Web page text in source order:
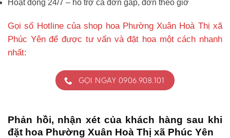
Hoạt động 24/7 – hỗ trợ cả đơn gấp, đơn theo giờ
Gọi số Hotline của shop hoa Phường Xuân Hoà Thị xã
Phúc Yên để được tư vấn và đặt hoa một cách nhanh
nhất:
GỌI NGAY 0906.908.101
Phản hồi, nhận xét của khách hàng sau khi
đặt hoa Phường Xuân Hoà Thị xã Phúc Yên